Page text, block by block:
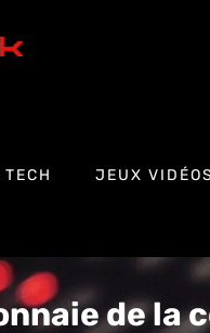
JEUX VIDÉOS
de la